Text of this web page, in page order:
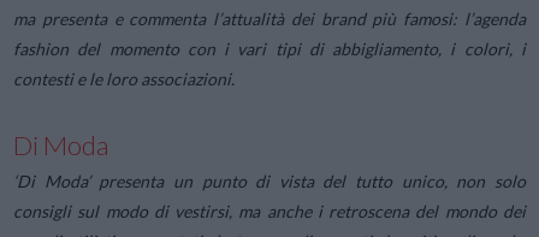
ma presenta e commenta l’attualità dei brand più famosi: l’agenda
fashion del momento con i vari tipi di abbigliamento, i colori, i
contesti e le loro associazioni.
Di Moda
‘Di Moda’ presenta un punto di vista del tutto unico, non solo
consigli sul modo di vestirsi, ma anche i retroscena del mondo dei